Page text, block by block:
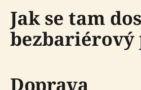
Jak se tam
Doprava